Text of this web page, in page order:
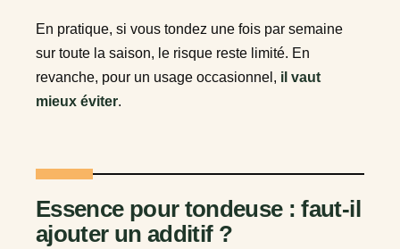
En pratique, si vous tondez une fois par semaine
sur toute la saison, le risque reste limité. En
revanche, pour un usage occasionnel, il vaut
mieux éviter.
Essence pour tondeuse : faut-il
ajouter un additif ?